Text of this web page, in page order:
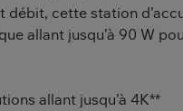
cette station
allant jusqu’à 90 W
allant jusqu’à 4K**